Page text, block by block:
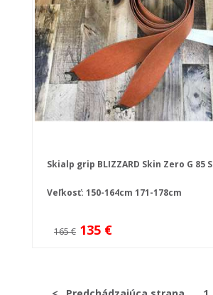
Skialp grip BLIZZARD Skin Zero G 85 S
Veľkosť: 150-164cm 171-178cm
165 € 135 €